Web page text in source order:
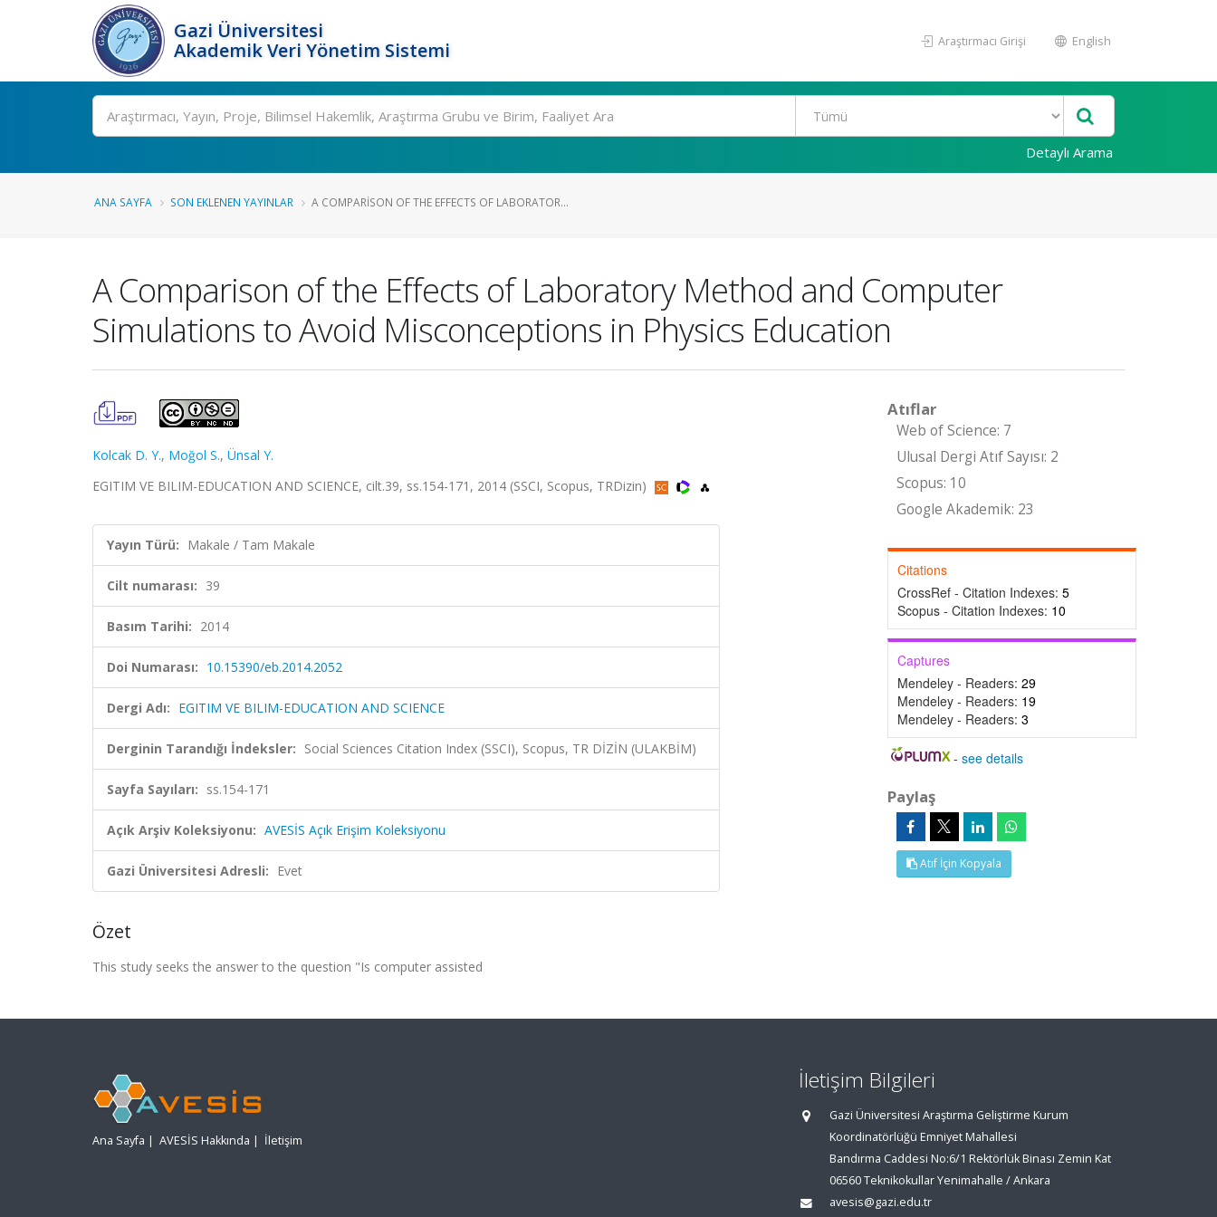
Gazi Üniversitesi
Akademik Veri Yönetim Sistemi
Araştırmacı Girişi English
Ara
Detaylı Arama
ANA SAYFA SON EKLENEN YAYINLAR A COMPARISON OF THE EFFECTS OF LABORATOR...
A Comparison of the Effects of Laboratory Method and Computer
Simulations to Avoid Misconceptions in Physics Education
Kolcak D. Y., Moğol S., Ünsal Y.
EGITIM VE BILIM-EDUCATION AND SCIENCE, cilt.39, ss.154-171, 2014 (SSCI, Scopus, TRDizin)
Yayın Türü: Makale / Tam Makale
Cilt numarası: 39
Basım Tarihi: 2014
Doi Numarası: 10.15390/eb.2014.2052
Dergi Adı: EGITIM VE BILIM-EDUCATION AND SCIENCE
Derginin Tarandığı İndeksler: Social Sciences Citation Index (SSCI), Scopus, TR DİZİN (ULAKBİM)
Sayfa Sayıları: ss.154-171
Açık Arşiv Koleksiyonu: AVESİS Açık Erişim Koleksiyonu
Gazi Üniversitesi Adresli: Evet
Özet
This study seeks the answer to the question "Is computer assisted
Atıflar
Web of Science: 7
Ulusal Dergi Atıf Sayısı: 2
Scopus: 10
Google Akademik: 23
Citations
CrossRef - Citation Indexes: 5
Scopus - Citation Indexes: 10
Captures
Mendeley - Readers: 29
Mendeley - Readers: 19
Mendeley - Readers: 3
-see details
Paylaş
Atıf İçin Kopyala
Ana Sayfa | AVESİS Hakkında | İletişim
İletişim Bilgileri
Gazi Üniversitesi Araştırma Geliştirme Kurum
Koordinatörlüğü Emniyet Mahallesi
Bandırma Caddesi No:6/1 Rektörlük Binası Zemin Kat
06560 Teknikokullar Yenimahalle / Ankara
avesis@gazi.edu.tr